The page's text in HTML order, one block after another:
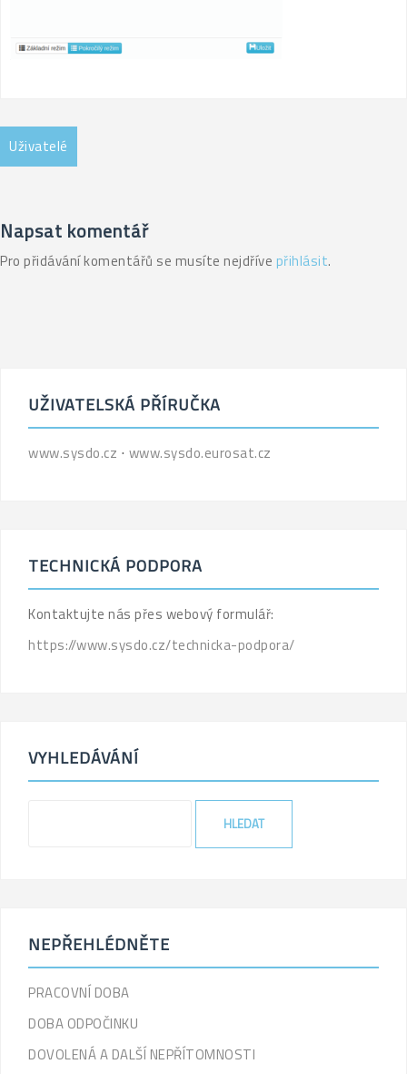
Navigace
pro
Uživatelé
Napsat komentář
Pro přidávání komentářů se musíte nejdříve přihlásit.
UŽIVATELSKÁ PŘÍRUČKA
www.sysdo.cz ⋅ www.sysdo.eurosat.cz
TECHNICKÁ PODPORA
Kontaktujte nás přes webový formulář:
https://www.sysdo.cz/technicka-podpora/
VYHLEDÁVÁNÍ
)
.
'
NEPŘEHLÉDNĚTE
PRACOVNÍ DOBA
DOBA ODPOČINKU
DOVOLENÁ A DALŠÍ NEPŘÍTOMNOSTI